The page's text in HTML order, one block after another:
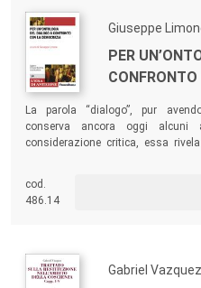
Giuseppe
PER
La parola “dialogo”, pur
conserva ancora oggi alcuni
considerazione critica, essa
sociali, circostanziali, storici,
necessariamente confrontarsi, fino
triplicemente caratterizzata: il
dell’umanità.
cod.
486.14
Gabriel